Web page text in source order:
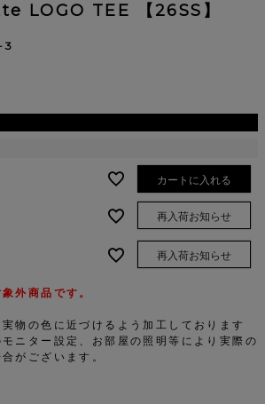
LOGO TEE 【26SS】
3
カートに入れる
再入荷お知らせ
再入荷お知らせ
外商品です。
物の色に近づけるよう加工しております
ニター設定、お部屋の照明等により実際の
がございます。